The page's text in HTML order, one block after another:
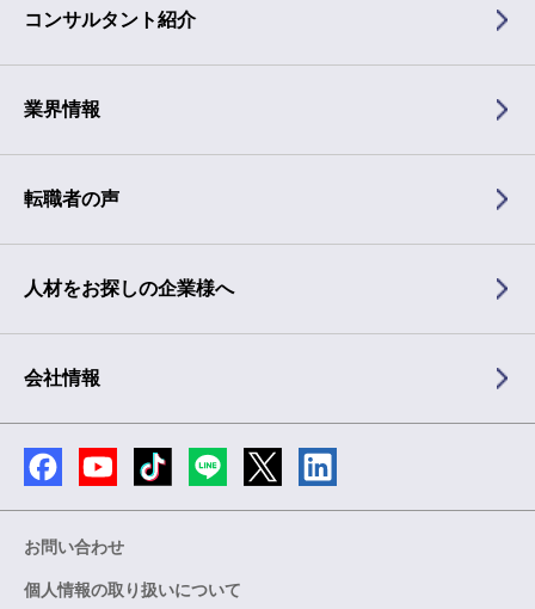
コンサルタント紹介
業界情報
転職者の声
人材をお探しの企業様へ
会社情報
お問い合わせ
個人情報の取り扱いについて